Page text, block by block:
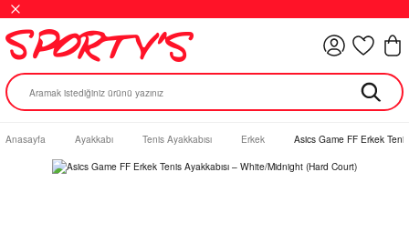
Anasayfa Ayakkabı Tenis Ayakkabısı Erkek Asics Game FF Erkek